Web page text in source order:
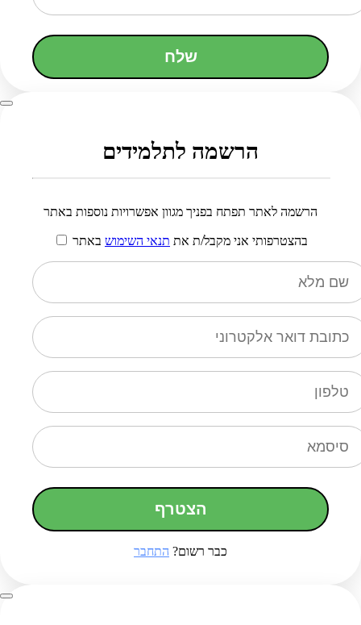
שלח
הרשמה לתלמידים
הרשמה לאתר תפתח בפניך מגוון אפשרויות נוספות באתר
בהצטרפותי אני מקבל/ת את תנאי השימוש באתר
הצטרף
כבר רשום? התחבר